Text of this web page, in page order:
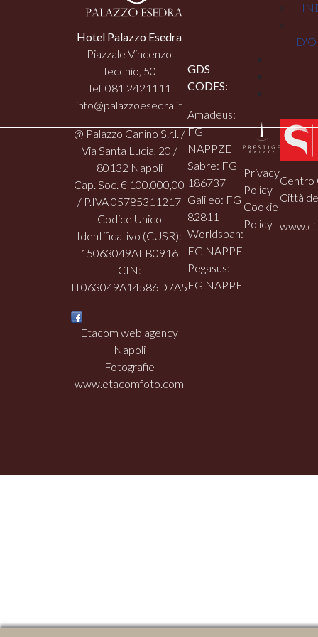
Hotel Palazzo Esedra
Piazzale Vincenzo
Tecchio, 50
Tel. 081 2421111
info@palazzoesedra.it
@ Palazzo Canino S.r.l. /
Via Santa Lucia, 20 /
80132 Napoli
Cap. Soc. € 100.000,00
/ P.IVA 05785311217
Codice Unico
Identificativo (CUSR):
15063049ALB0916
CIN:
IT063049A14586D7A5
Etacom web agency
Napoli
Fotografie
www.etacomfoto.com
GDS
CODES:
Amadeus:
FG
NAPPZE
Sabre: FG
186737
Galileo: FG
82811
Worldspan:
FG NAPPE
Pegasus:
FG NAPPE
Privacy
Policy
Cookie
Policy
Centro
Città